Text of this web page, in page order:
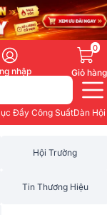
nhập
0
Giỏ hàng
Đẩy Công SuấtDàn
Hội Trường
Tin Thương Hiệu